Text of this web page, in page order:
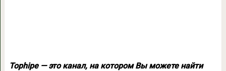
Tophipe — это канал, на котором Вы можете найти